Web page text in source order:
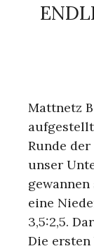
Mattnetz
Runde
unser
gewannen
eine
3,5:2,5.
Die